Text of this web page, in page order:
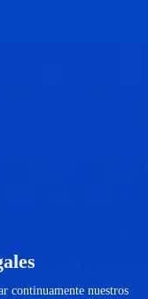
continuamente nuestros